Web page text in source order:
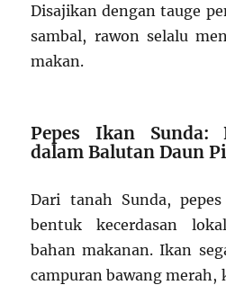
Disajikan dengan tauge
sambal, rawon selalu
makan.
Pepes Ikan Sunda:
dalam Balutan Daun
Dari tanah Sunda,
bentuk kecerdasan
bahan makanan. Ikan
campuran bawang